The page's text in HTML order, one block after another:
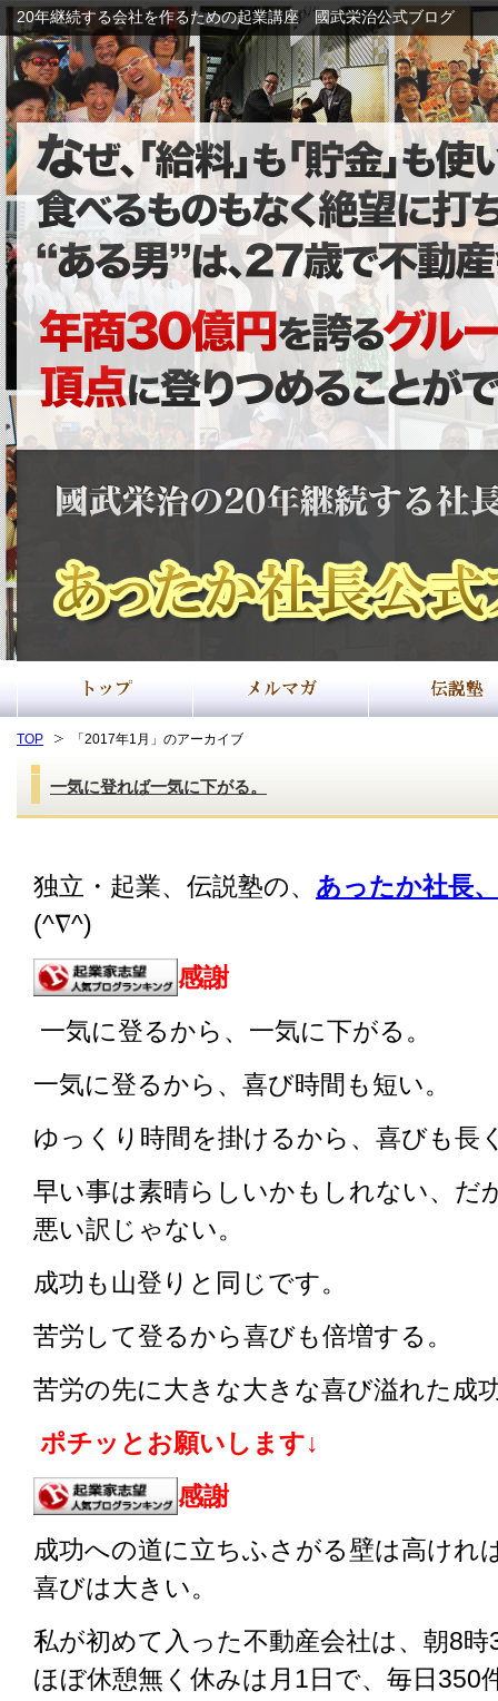
TOP 「2017年1月」のアーカイブ
一気に登れば一気に下がる。
独立・起業、伝説塾の、 あったか社長
(^∇^)
感謝
一気に登るから、一気に下がる。
一気に登るから、喜び時間も短い。
ゆっくり時間を掛けるから、喜びも長
早い事は素晴らしいかもしれない、だ
悪い訳じゃない。
成功も山登りと同じです。
苦労して登るから喜びも倍増する。
苦労の先に大きな大きな喜び溢れた成
ポチッとお願いします↓
感謝
成功への道に立ちふさがる壁は高けれ
喜びは大きい。
私が初めて入った不動産会社は、朝8
ほぼ休憩無く休みは月1日で、毎日350
20年継続する会社を作るための起業講座 國武栄治公式ブログ